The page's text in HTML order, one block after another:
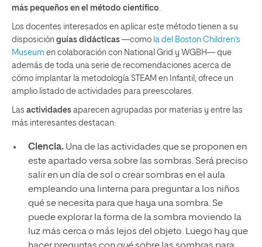
más pequeños en el método científico.
Los docentes interesados en aplicar este método tienen a su
disposición guías didácticas —como la del Boston Children’s
Museum en colaboración con National Grid y WGBH— que
además de toda una serie de recomendaciones acerca de
cómo implantar la metodología STEAM en Infantil, ofrece un
amplio listado de actividades para preescolares.
Las actividades aparecen agrupadas por materias y entre las
más interesantes destacan:
Ciencia. Una de las actividades que se proponen en
este apartado versa sobre las sombras. Será preciso
salir en un día de sol o crear sombras en el aula
empleando una linterna para preguntar a los niños
qué se necesita para que haya una sombra. Se
puede explorar la forma de la sombra moviendo la
luz más cerca o más lejos del objeto. Luego hay que